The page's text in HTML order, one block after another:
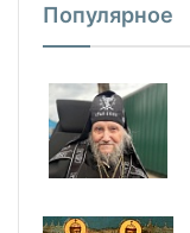
Популярное